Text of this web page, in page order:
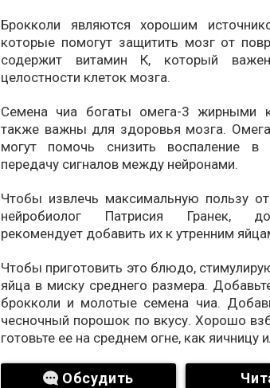
Брокколи являются хорошим
которые помогут защитить мозг от
содержит витамин К, который
целостности клеток мозга.
Семена чиа богаты омега-3 жирными
также важны для здоровья мозга.
могут помочь снизить воспаление
передачу сигналов между нейронами.
Чтобы извлечь максимальную пользу от
нейробиолог Патрисия Гранек,
рекомендует добавить их к утренним
Чтобы приготовить это блюдо,
яйца в миску среднего размера.
брокколи и молотые семена чиа.
чесночный порошок по вкусу. Хорошо
готовьте ее на среднем огне, как яичницу
Обсудить